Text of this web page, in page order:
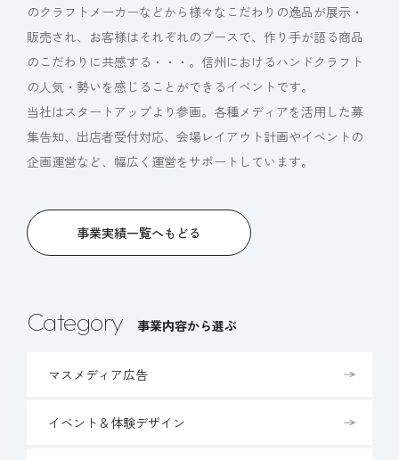
のクラフトメーカーなどから様々なこだわりの逸品が展示・
販売され、お客様はそれぞれのブースで、作り手が語る商品
のこだわりに共感する・・・。信州におけるハンドクラフト
の人気・勢いを感じることができるイベントです。
当社はスタートアップより参画。各種メディアを活用した募
集告知、出店者受付対応、会場レイアウト計画やイベントの
企画運営など、幅広く運営をサポートしています。
事業実績一覧へもどる
Category 事業内容から選ぶ
マスメディア広告
イベント＆体験デザイン